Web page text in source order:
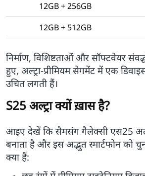
12GB + 256GB
12GB + 512GB
निर्माण, विशिष्टताओं और सॉफ्टवेयर
हुए, अल्ट्रा-प्रीमियम सेगमेंट में एक
उचित लगती हैं।
S25 अल्ट्रा क्यों ख़ास है?
आइए देखें कि सैमसंग गैलेक्सी एस25
बनाता है और इस अद्भुत स्मार्टफोन को
क्या हैं: